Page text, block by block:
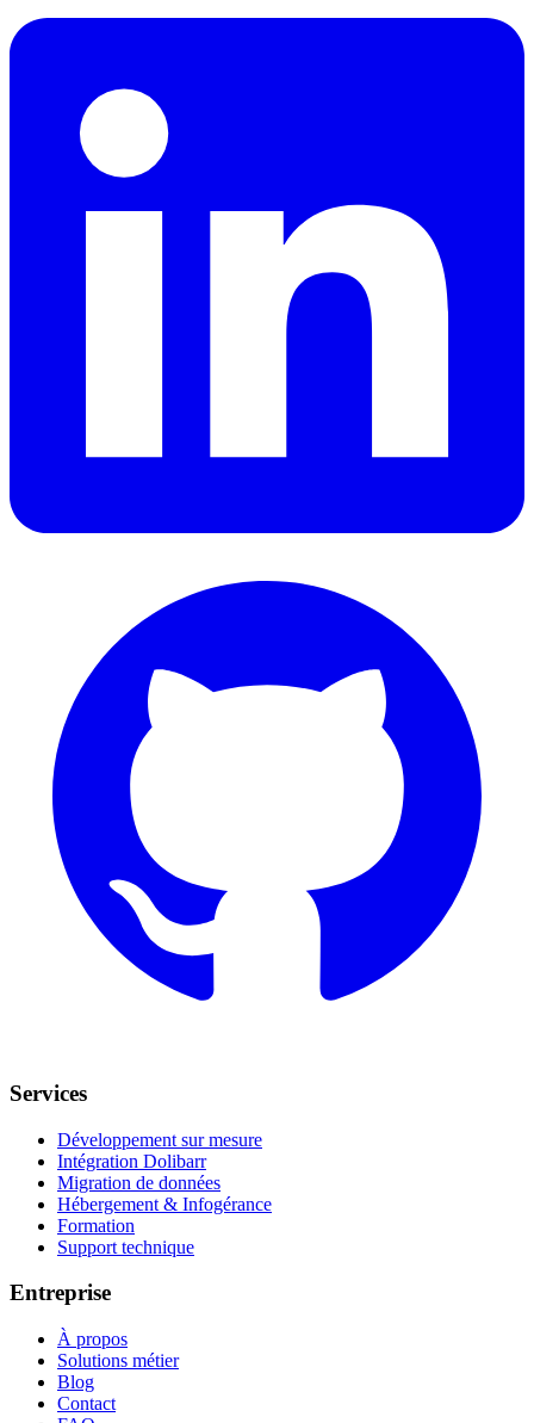
Services
Développement sur mesure
Intégration Dolibarr
Migration de données
Hébergement & Infogérance
Formation
Support technique
Entreprise
À propos
Solutions métier
Blog
Contact